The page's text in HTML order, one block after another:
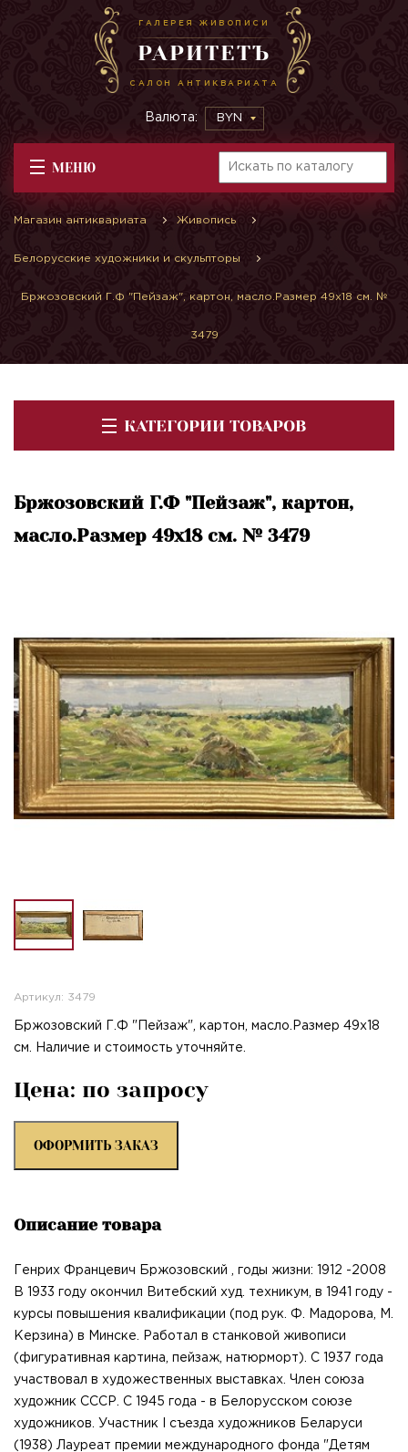
ГАЛЕРЕЯ ЖИВОПИСИ
РАРИТЕТЪ
САЛОН АНТИКВАРИАТА
Валюта: BYN
МЕНЮ
Магазин антиквариата Живопись
Белорусские художники и скульпторы
Бржозовский Г.Ф "Пейзаж", картон, масло.Размер 49х18 см. №
3479
КАТЕГОРИИ ТОВАРОВ
Бржозовский Г.Ф "Пейзаж", картон,
масло.Размер 49х18 см. № 3479
Артикул: 3479
Бржозовский Г.Ф "Пейзаж", картон, масло.Размер 49х18
см. Наличие и стоимость уточняйте.
Цена: по запросу
ОФОРМИТЬ ЗАКАЗ
Описание товара
Генрих Францевич Бржозовский , годы жизни: 1912 -2008
В 1933 году окончил Витебский худ. техникум, в 1941 году -
курсы повышения квалификации (под рук. Ф. Мадорова, М.
Керзина) в Минске. Работал в станковой живописи
(фигуративная картина, пейзаж, натюрморт). С 1937 года
участвовал в художественных выставках. Член союза
художник СССР. С 1945 года - в Белорусском союзе
художников. Участник І съезда художников Беларуси
(1938) Лауреат премии международного фонда "Детям